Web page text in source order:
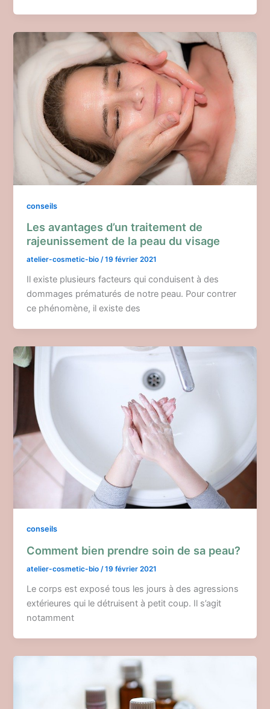
conseils
Les avantages d’un traitement de
rajeunissement de la peau du visage
atelier-cosmetic-bio/19 février 2021
Il existe plusieurs facteurs qui conduisent à des
dommages prématurés de notre peau. Pour contrer
ce phénomène, il existe des
conseils
Comment bien prendre soin de sa peau?
atelier-cosmetic-bio/19 février 2021
Le corps est exposé tous les jours à des agressions
extérieures qui le détruisent à petit coup. Il s’agit
notamment